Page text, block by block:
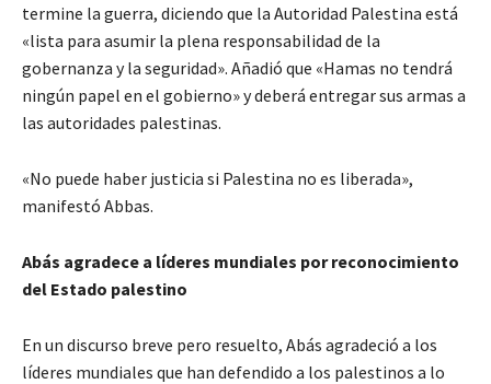
termine la guerra, diciendo que la Autoridad Palestina está
«lista para asumir la plena responsabilidad de la
gobernanza y la seguridad». Añadió que «Hamas no tendrá
ningún papel en el gobierno» y deberá entregar sus armas a
las autoridades palestinas.
«No puede haber justicia si Palestina no es liberada»,
manifestó Abbas.
Abás agradece a líderes mundiales por reconocimiento
del Estado palestino
En un discurso breve pero resuelto, Abás agradeció a los
líderes mundiales que han defendido a los palestinos a lo